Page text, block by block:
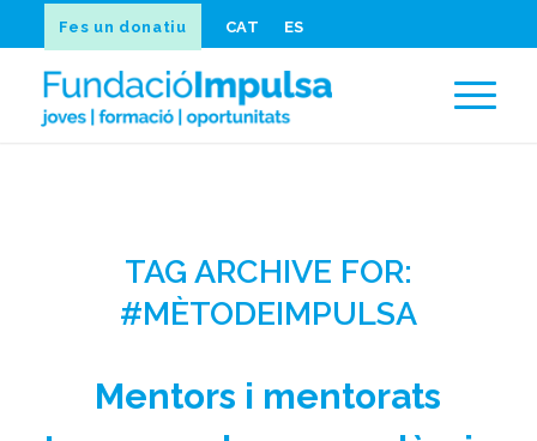
Fes un donatiu CAT ES
TAG ARCHIVE FOR:
#MÈTODEIMPULSA
Mentors i mentorats